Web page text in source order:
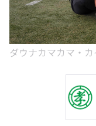
ダウナカマカマ・